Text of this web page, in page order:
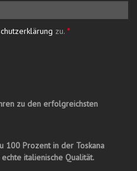
zu. *
zu den erfolgreichsten
100 Prozent in der Toskana
italienische Qualität.